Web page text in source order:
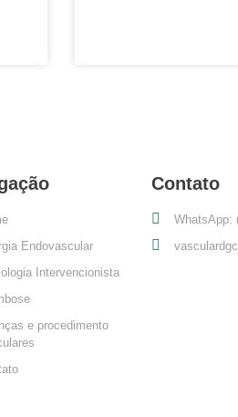
Endovascular
Intervencionista
e procedimento
Contato
WhatsApp: